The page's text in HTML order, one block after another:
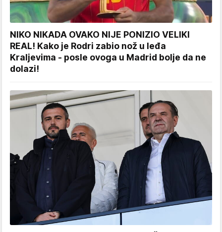
NIKO NIKADA OVAKO NIJE PONIZIO VELIKI
REAL! Kako je Rodri zabio nož u leđa
Kraljevima - posle ovoga u Madrid bolje da ne
dolazi!